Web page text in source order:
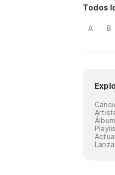
Todos
A B